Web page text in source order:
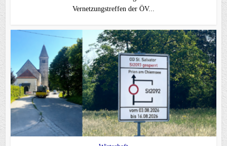
Vernetzungstreffen der ÖV...